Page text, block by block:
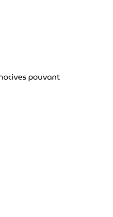
pouvant